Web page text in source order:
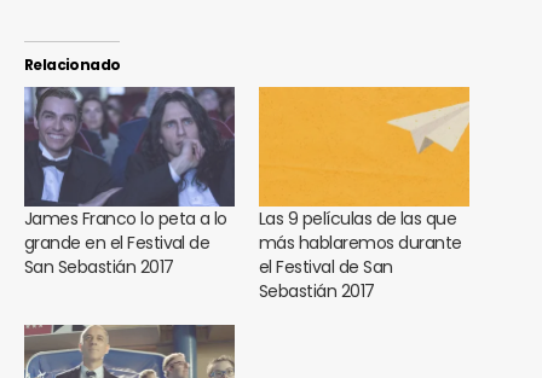
Relacionado
James Franco lo peta a lo
grande en el Festival de
San Sebastián 2017
Las 9 películas de las que
más hablaremos durante
el Festival de San
Sebastián 2017